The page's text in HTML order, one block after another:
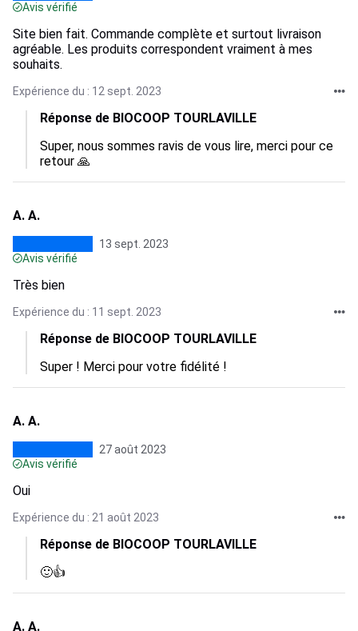
Avis vérifié
Site bien fait. Commande complète et surtout livraison
agréable. Les produits correspondent vraiment à mes
souhaits.
Expérience du : 12 sept. 2023
Réponse de BIOCOOP TOURLAVILLE
Super, nous sommes ravis de vous lire, merci pour ce
retour 🙏
A. A.
13 sept. 2023
Avis vérifié
Très bien
Expérience du : 11 sept. 2023
Réponse de BIOCOOP TOURLAVILLE
Super ! Merci pour votre fidélité !
A. A.
27 août 2023
Avis vérifié
Oui
Expérience du : 21 août 2023
Réponse de BIOCOOP TOURLAVILLE
🙂👍
A. A.